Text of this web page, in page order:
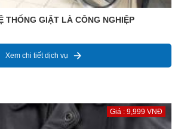
THỐNG GIẶT LÀ CÔNG NGHIỆP
Xem chi tiết dịch vụ
Giá : 9,999 VNĐ